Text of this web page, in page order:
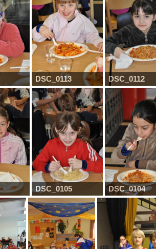
DSC_0113 DSC_0112
DSC_0105 DSC_0104